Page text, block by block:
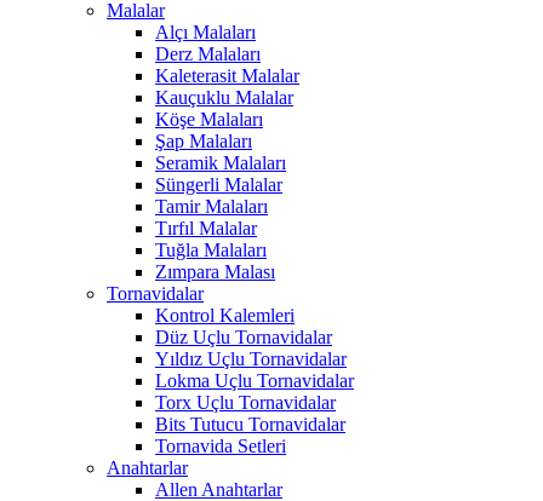
Malalar
Alçı Malaları
Derz Malaları
Kaleterasit Malalar
Kauçuklu Malalar
Köşe Malaları
Şap Malaları
Seramik Malaları
Süngerli Malalar
Tamir Malaları
Tırfıl Malalar
Tuğla Malaları
Zımpara Malası
Tornavidalar
Kontrol Kalemleri
Düz Uçlu Tornavidalar
Yıldız Uçlu Tornavidalar
Lokma Uçlu Tornavidalar
Torx Uçlu Tornavidalar
Bits Tutucu Tornavidalar
Tornavida Setleri
Anahtarlar
Allen Anahtarlar